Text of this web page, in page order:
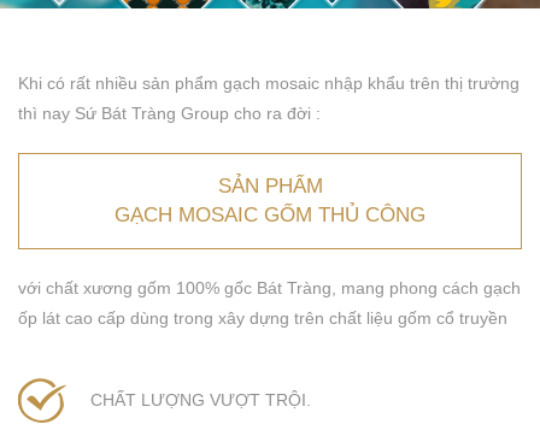
Khi có rất nhiều sản phẩm gạch mosaic nhập khẩu trên thị trường
thì nay Sứ Bát Tràng Group cho ra đời :
SẢN PHẨM
GẠCH MOSAIC GỐM THỦ CÔNG
với chất xương gốm 100% gốc Bát Tràng, mang phong cách gạch
ốp lát cao cấp dùng trong xây dựng trên chất liệu gốm cổ truyền
CHẤT LƯỢNG VƯỢT TRỘI.